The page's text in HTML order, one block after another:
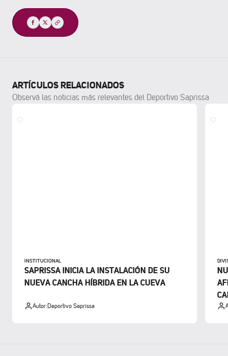
Compartir
ARTÍCULOS RELACIONADOS
Observá las noticias más relevantes del Deportivo Saprissa
INSTITUCIONAL
SAPRISSA INICIA LA INSTALACIÓN DE SU
NUEVA CANCHA HÍBRIDA EN LA CUEVA
Autor:Deportivo Saprissa